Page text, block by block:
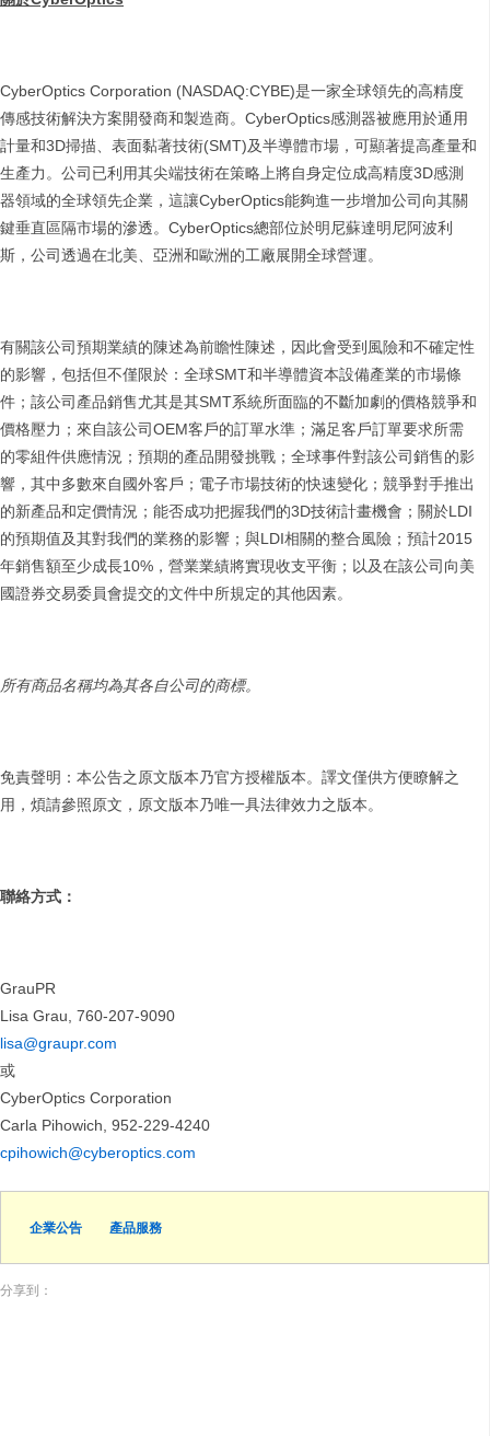
CyberOptics Corporation (NASDAQ:CYBE)是一家全球領先的高精度
傳感技術解決方案開發商和製造商。CyberOptics感測器被應用於通用
計量和3D掃描、表面黏著技術(SMT)及半導體市場，可顯著提高產量和
生產力。公司已利用其尖端技術在策略上將自身定位成高精度3D感測
器領域的全球領先企業，這讓CyberOptics能夠進一步增加公司向其關
鍵垂直區隔市場的滲透。CyberOptics總部位於明尼蘇達明尼阿波利
斯，公司透過在北美、亞洲和歐洲的工廠展開全球營運。
有關該公司預期業績的陳述為前瞻性陳述，因此會受到風險和不確定性
的影響，包括但不僅限於：全球SMT和半導體資本設備產業的市場條
件；該公司產品銷售尤其是其SMT系統所面臨的不斷加劇的價格競爭和
價格壓力；來自該公司OEM客戶的訂單水準；滿足客戶訂單要求所需
的零組件供應情況；預期的產品開發挑戰；全球事件對該公司銷售的影
響，其中多數來自國外客戶；電子市場技術的快速變化；競爭對手推出
的新產品和定價情況；能否成功把握我們的3D技術計畫機會；關於LDI
的預期值及其對我們的業務的影響；與LDI相關的整合風險；預計2015
年銷售額至少成長10%，營業業績將實現收支平衡；以及在該公司向美
國證券交易委員會提交的文件中所規定的其他因素。
所有商品名稱均為其各自公司的商標。
免責聲明：本公告之原文版本乃官方授權版本。譯文僅供方便瞭解之
用，煩請參照原文，原文版本乃唯一具法律效力之版本。
聯絡方式：
GrauPR
Lisa Grau, 760-207-9090
lisa@graupr.com
或
CyberOptics Corporation
Carla Pihowich, 952-229-4240
cpihowich@cyberoptics.com
企業公告 產品服務
分享到：